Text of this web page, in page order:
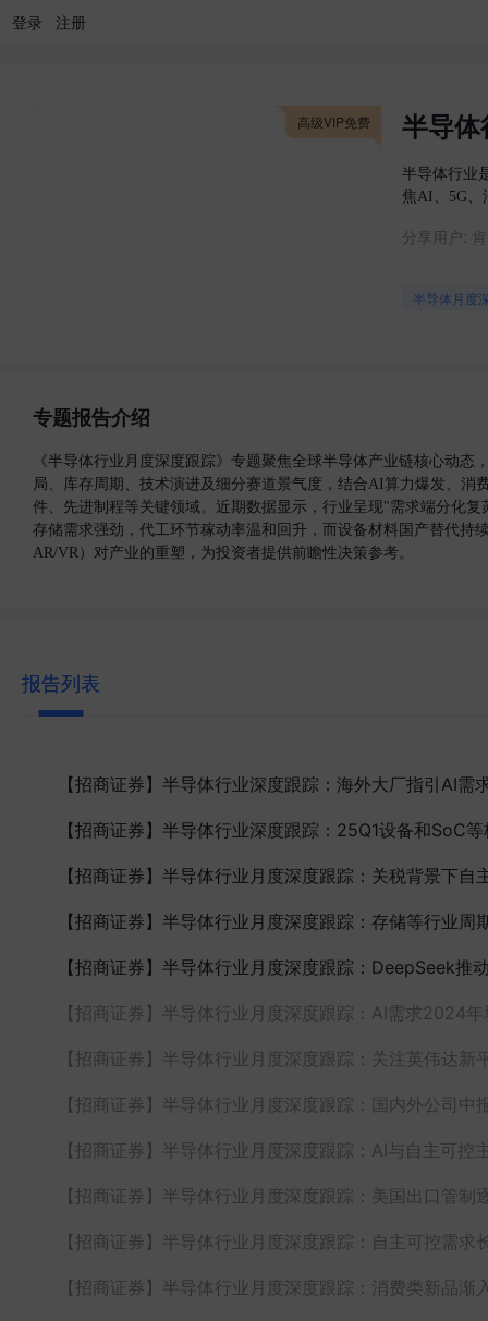
登录 注册
高级VIP免费 半导
半导体行业
焦AI、5G、
分享用户:
半导体月度
专题报告介绍
《半导体行业月度深度跟踪》专题聚焦全球半导体产业链核心动
局、库存周期、技术演进及细分赛道景气度，结合AI算力爆发、
件、先进制程等关键领域。近期数据显示，行业呈现"需求端分化
存储需求强劲，代工环节稼动率温和回升，而设备材料国产替代持
AR/VR）对产业的重塑，为投资者提供前瞻性决策参考。
报告列表
【招商证券】 半导体行业深度跟踪：海外大厂指引AI需
【招商证券】 半导体行业深度跟踪：25Q1设备和SoC
【招商证券】 半导体行业月度深度跟踪：关税背景下自
【招商证券】 半导体行业月度深度跟踪：存储等行业周
【招商证券】 半导体行业月度深度跟踪：DeepSeek推
【招商证券】 半导体行业月度深度跟踪：AI需求2024
【招商证券】 半导体行业月度深度跟踪：关注英伟达新
【招商证券】 半导体行业月度深度跟踪：国内外公司
【招商证券】 半导体行业月度深度跟踪：AI与自主可控
【招商证券】 半导体行业月度深度跟踪：美国出口管
【招商证券】 半导体行业月度深度跟踪：自主可控需
【招商证券】 半导体行业月度深度跟踪：消费类新品